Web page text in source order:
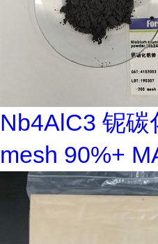
Nb4AlC3 铌碳
mesh 90%+